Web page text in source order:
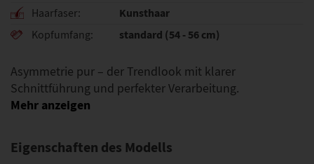
Haarfaser Kunsthaar
Kopfumfang standard (54 - 56 cm)
Asymmetrie pur – der Trendlook mit klarer
Schnittführung und perfekter Verarbeitung.
Eigenschaften des Modells